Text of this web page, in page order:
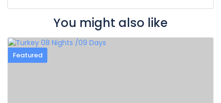
You might also like
Featured